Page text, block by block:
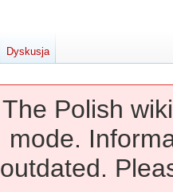
The Polish
mode.
outdated.
Dyskusja